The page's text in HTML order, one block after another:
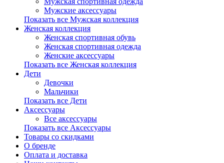
Мужские аксессуары
Показать все Мужская коллекция
Женская коллекция
Женская спортивная обувь
Женская спортивная одежда
Женские аксессуары
Показать все Женская коллекция
Дети
Девочки
Мальчики
Показать все Дети
Аксессуары
Все аксессуары
Показать все Аксессуары
Товары со скидками
О бренде
Оплата и доставка